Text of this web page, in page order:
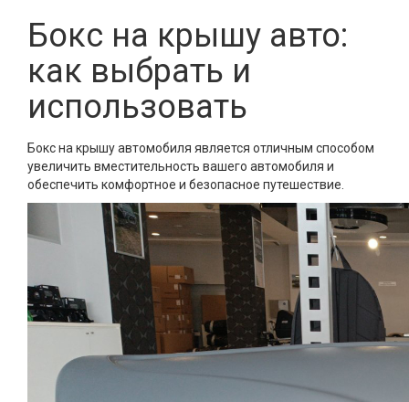
Бокс на крышу авто:
как выбрать и
использовать
Бокс на крышу автомобиля является отличным способом
увеличить вместительность вашего автомобиля и
обеспечить комфортное и безопасное путешествие.